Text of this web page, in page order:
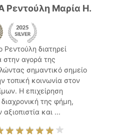
Ρεντούλη Μαρία Η.
διατηρεί
στην αγορά της
σημαντικό σημείο
τοπική κοινωνία στον
Η επιχείρηση
διαχρονική της φήμη,
και ...